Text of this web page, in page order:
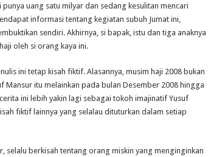
uang satu milyar dan sedang kesulitan mencari
informasi tentang kegiatan subuh Jumat ini,
sendiri. Akhirnya, si bapak, istu dan tiga anaknya
oleh si orang kaya ini.
ini tetap kisah fiktif. Alasannya, musim haji 2008 bukan
Mansur itu melainkan pada bulan Desember 2008 hingga
ini lebih yakin lagi sebagai tokoh imajinatif Yusuf
fiktif lainnya yang selalau dituturkan dalam setiap
selalu berkisah tentang orang miskin yang menginginkan